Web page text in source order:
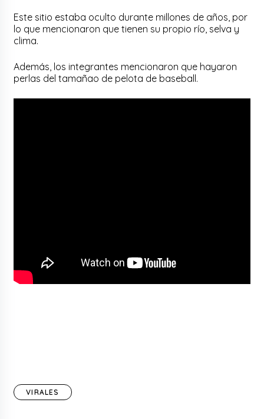
Este sitio estaba oculto durante millones de años, por
lo que mencionaron que tienen su propio río, selva y
clima.
Además, los integrantes mencionaron que hayaron
perlas del tamañao de pelota de baseball.
VIRALES